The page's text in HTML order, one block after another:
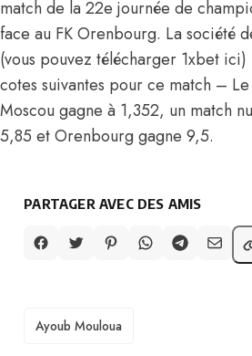
match de la 22e journée de
face au FK Orenbourg. La société
(vous pouvez télécharger 1xbet ici)
cotes suivantes pour ce match –
Moscou gagne à 1,352, un match
5,85 et Orenbourg gagne 9,5.
PARTAGER AVEC DES AMIS
TAGS
Ayoub Mouloua